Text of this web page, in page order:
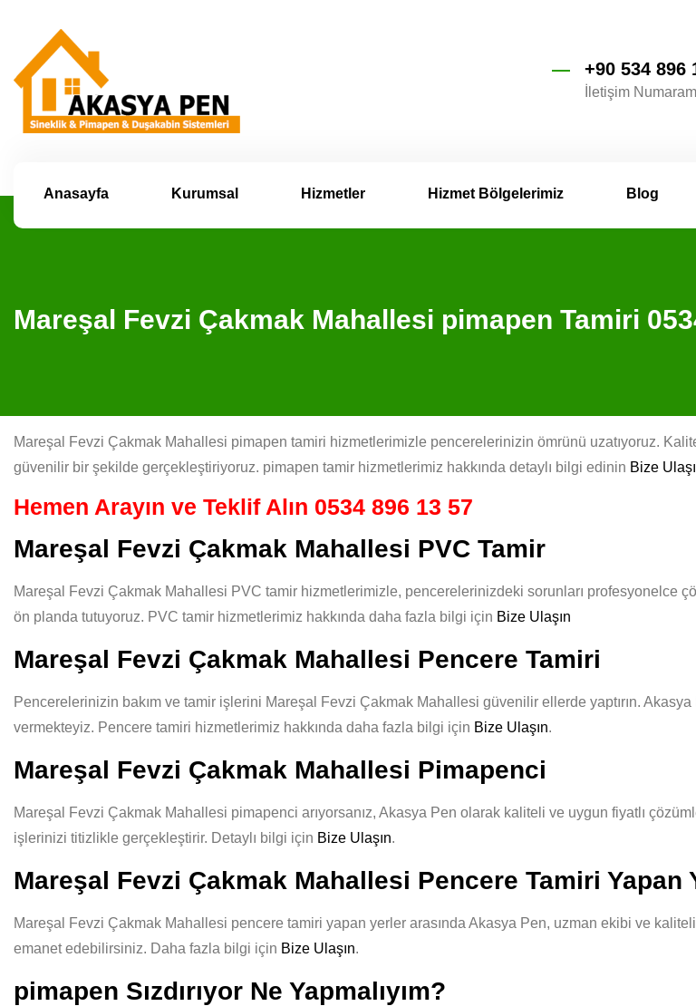
+90 534 896
İletişim
Anasayfa Kurumsal Hizmetler Hizmet Bölgelerimiz Blog
Mareşal Fevzi Çakmak Mahallesi pimapen Tamiri
Mareşal Fevzi Çakmak Mahallesi pimapen tamiri hizmetlerimizle pencerelerinizin ömrünü uzatıyoruz.
güvenilir bir şekilde gerçekleştiriyoruz. pimapen tamir hizmetlerimiz hakkında detaylı bilgi edinin Bize
Hemen Arayın ve Teklif Alın 0534 896 13 57
Mareşal Fevzi Çakmak Mahallesi PVC Tamir
Mareşal Fevzi Çakmak Mahallesi PVC tamir hizmetlerimizle, pencerelerinizdeki sorunları profesyonelce
ön planda tutuyoruz. PVC tamir hizmetlerimiz hakkında daha fazla bilgi için Bize Ulaşın
Mareşal Fevzi Çakmak Mahallesi Pencere Tamiri
Pencerelerinizin bakım ve tamir işlerini Mareşal Fevzi Çakmak Mahallesi güvenilir ellerde yaptırın.
vermekteyiz. Pencere tamiri hizmetlerimiz hakkında daha fazla bilgi için Bize Ulaşın.
Mareşal Fevzi Çakmak Mahallesi Pimapenci
Mareşal Fevzi Çakmak Mahallesi pimapenci arıyorsanız, Akasya Pen olarak kaliteli ve uygun fiyatlı
işlerinizi titizlikle gerçekleştirir. Detaylı bilgi için Bize Ulaşın.
Mareşal Fevzi Çakmak Mahallesi Pencere Tamiri Yapan
Mareşal Fevzi Çakmak Mahallesi pencere tamiri yapan yerler arasında Akasya Pen, uzman ekibi ve
emanet edebilirsiniz. Daha fazla bilgi için Bize Ulaşın.
pimapen Sızdırıyor Ne Yapmalıyım?